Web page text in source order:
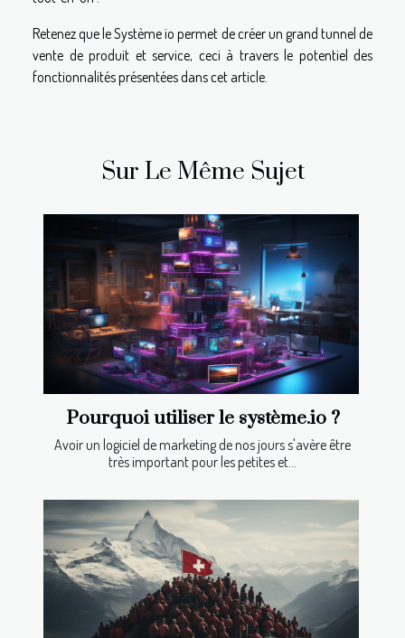
Retenez que le Système io permet de créer un grand tunnel de
vente de produit et service, ceci à travers le potentiel des
fonctionnalités présentées dans cet article.
Sur Le Même Sujet
Pourquoi utiliser le système.io ?
Avoir un logiciel de marketing de nos jours s'avère être
très important pour les petites et...